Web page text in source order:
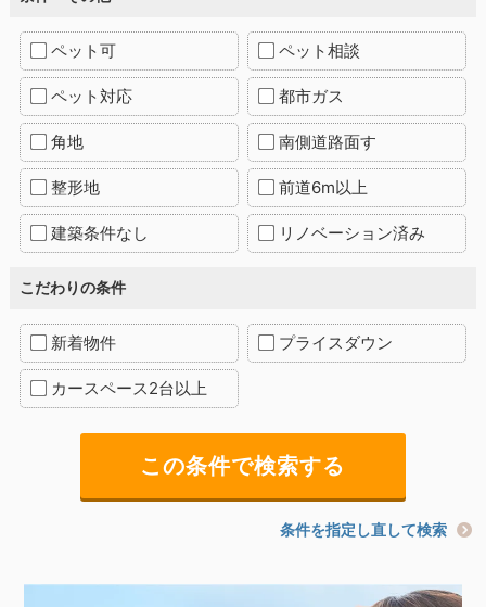
ペット可 ペット相談
ペット対応 都市ガス
角地 南側道路面す
整形地 前道6m以上
建築条件なし リノベーション済み
こだわりの条件
新着物件 プライスダウン
カースペース2台以上
条件を指定し直して検索